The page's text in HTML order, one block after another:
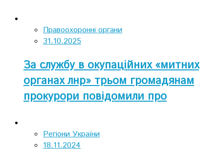
Правоохоронні органи
31.10.2025
За службу в окупаційних «митних
органах лнр» трьом громадянам
прокурори повідомили про
Регіони України
18.11.2024